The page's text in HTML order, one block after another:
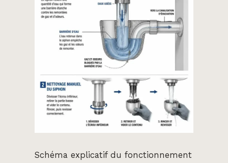
Schéma explicatif du fonctionnement